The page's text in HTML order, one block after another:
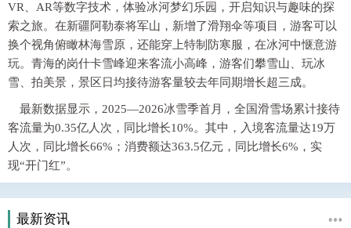
VR、AR等数字技术，体验冰河梦幻乐园，开启知识与趣味的探
索之旅。在新疆阿勒泰将军山，新增了滑翔伞等项目，游客可以
换个视角俯瞰林海雪原，还能穿上特制防寒服，在冰河中惬意游
玩。青海的岗什卡雪峰迎来客流小高峰，游客们攀雪山、玩冰
雪、拍美景，景区日均接待游客量较去年同期增长超三成。
最新数据显示，2025—2026冰雪季首月，全国滑雪场累计接待
客流量为0.35亿人次，同比增长10%。其中，入境客流量达19万
人次，同比增长66%；消费额达363.5亿元，同比增长6%，实
现“开门红”。
最新资讯